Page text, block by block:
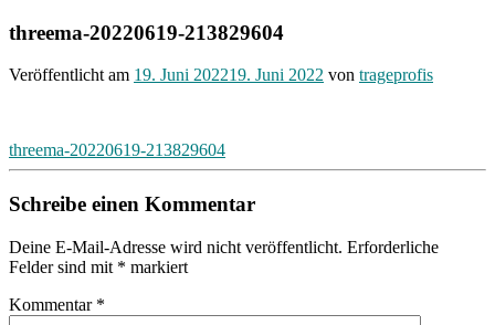
threema-20220619-213829604
Veröffentlicht am 19. Juni 202219. Juni 2022 von trageprofis
Beitragsnavigation
threema-20220619-213829604
Schreibe einen Kommentar
Deine E-Mail-Adresse wird nicht veröffentlicht. Erforderliche
Felder sind mit * markiert
Kommentar *